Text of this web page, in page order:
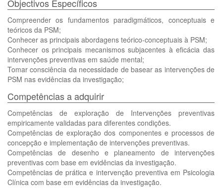
Objectivos Específicos
Compreender os fundamentos paradigmáticos, conceptuais e
teóricos da PSM;
Conhecer as principais abordagens teórico-conceptuais à PSM;
Conhecer os principais mecanismos subjacentes à eficácia das
intervenções preventivas em saúde mental;
Tomar consciência da necessidade de basear as intervenções de
PSM nas evidências da investigação;
Competências a adquirir
Competências de exploração de Intervenções preventivas
empiricamente validadas para diferentes condições.
Competências de exploração dos componentes e processos de
concepção e implementação de intervenções preventivas.
Competências de desenho e planeamento de intervenções
preventivas com base em evidências da investigação.
Competências de prática e intervenção preventiva em Psicologia
Clínica com base em evidências da investigação.